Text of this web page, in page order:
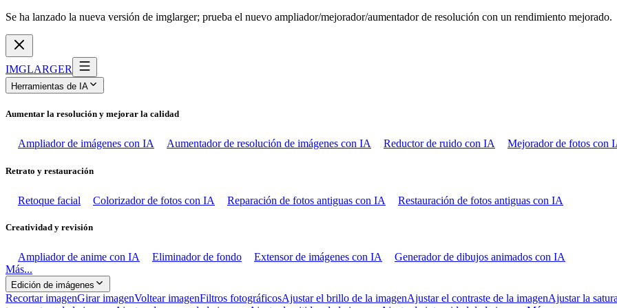
Se ha lanzado la nueva versión de imglarger; prueba el nuevo ampliador/mejorador/aumentador de resolución con un rendimiento mejorado.
IMGLARGER
Herramientas de IA
Aumentar la resolución y mejorar la calidad
Ampliador de imágenes con IA Aumentador de resolución de imágenes con IA Reductor de ruido con IA Mejorador de fotos con
Retrato y restauración
Retoque facial Colorizador de fotos con IA Reparación de fotos antiguas con IA Restauración de fotos antiguas con IA
Creatividad y revisión
Ampliador de anime con IA Eliminador de fondo Extensor de imágenes con IA
Generador de dibujos animados con IA
Más...
Edición de imágenes
Recortar imagenGirar imagenVoltear imagenFiltros fotográficosAjustar el brillo de la imagenAjustar el contraste de la imagenAjustar la